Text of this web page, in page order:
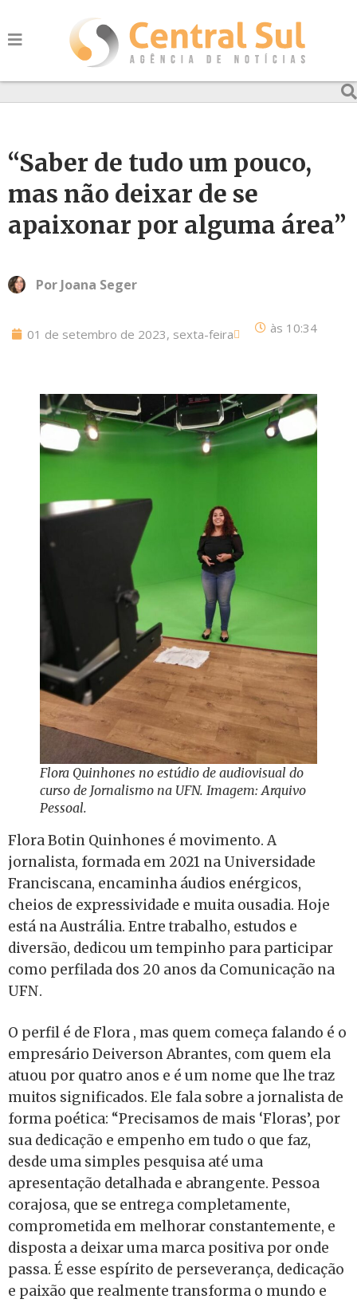
“Saber de tudo um pouco,
mas não deixar de se
apaixonar por alguma área”
Por Joana Seger
01 de setembro de 2023, sexta-feira às 10:34
Flora Quinhones no estúdio de audiovisual do
curso de Jornalismo na UFN. Imagem: Arquivo
Pessoal.
Flora Botin Quinhones é movimento. A
jornalista, formada em 2021 na Universidade
Franciscana, encaminha áudios enérgicos,
cheios de expressividade e muita ousadia. Hoje
está na Austrália. Entre trabalho, estudos e
diversão, dedicou um tempinho para participar
como perfilada dos 20 anos da Comunicação na
UFN.
O perfil é de Flora , mas quem começa falando é o
empresário Deiverson Abrantes, com quem ela
atuou por quatro anos e é um nome que lhe traz
muitos significados. Ele fala sobre a jornalista de
forma poética: “Precisamos de mais ‘Floras’, por
sua dedicação e empenho em tudo o que faz,
desde uma simples pesquisa até uma
apresentação detalhada e abrangente. Pessoa
corajosa, que se entrega completamente,
comprometida em melhorar constantemente, e
disposta a deixar uma marca positiva por onde
passa. É esse espírito de perseverança, dedicação
e paixão que realmente transforma o mundo e